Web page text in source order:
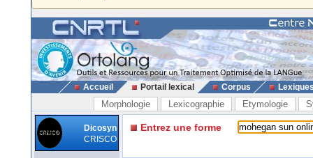
Accueil Portail lexical Corpus
Morphologie Lexicographie Etymologie
Dicosyn
CRISCO
Entrez une forme